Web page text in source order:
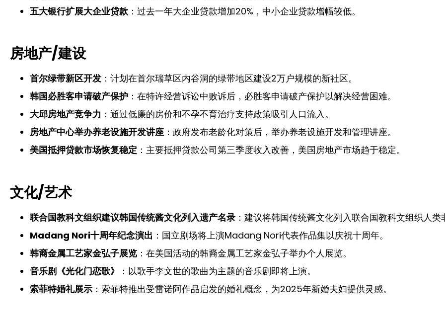
五大银行扩展大企业贷款：过去一年大企业贷款增加20%，中小企业贷款增幅较低。
房地产/建设
首尔绿带新区开发 ：计划在首尔瑞草区内谷洞的绿带地区建设2万户规模的新社区。
韩国必胜客申请破产保护 ：在特许经营诉讼中败诉后，必胜客申请破产保护以解决经营困难。
大邱房地产竞争力 ：通过低廉的房价和不孕不育治疗支持政策吸引人口流入。
房地产中心举办养老设施开发讲座 ：政府发布老龄化对策后，举办养老设施开发和管理讲座。
美国抵押贷款市场恢复稳定 ：主要抵押贷款公司第三季度收入改善，美国房地产市场趋于稳定。
文化/艺术
联合国教科文组织建议韩国传统酱文化列入遗产名录 ：建议将韩国传统酱文化列入联合国教科文组织人
Madang Nori十周年纪念演出 ：国立剧场将上演Madang Nori代表作品集以庆祝十周年。
韩裔金属工艺家金弘子展览 ：在美国活动的韩裔金属工艺家金弘子举办个人展览。
音乐剧《光化门恋歌》
：以歌手李文世的歌曲为主题的音乐剧即将上演。
索菲特婚礼展示 ：索菲特推出受雷诺阿作品启发的婚礼概念，为2025年新婚夫妇提供灵感。